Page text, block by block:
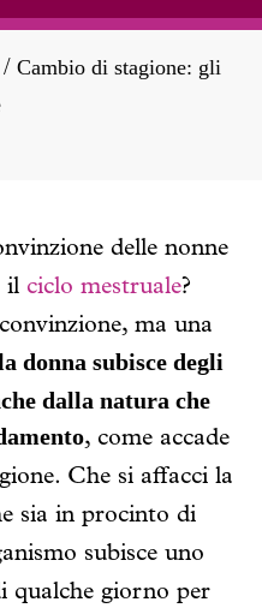
/ Cambio di stagione: gli
delle nonne
il ciclo mestruale?
ma una
donna subisce degli
dalla natura che
, come accade
Che si affacci la
sia in procinto di
subisce uno
qualche giorno per